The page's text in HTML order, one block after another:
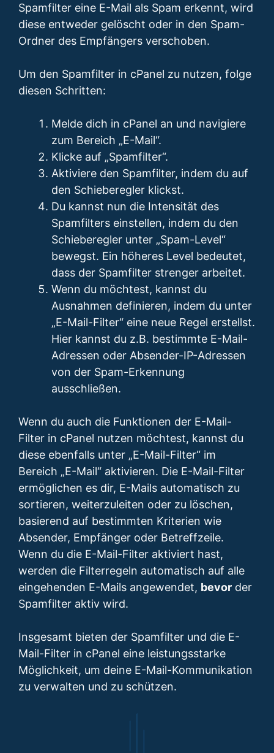
Spamfilter eine E-Mail als Spam erkennt, wird
diese entweder gelöscht oder in den Spam-
Ordner des Empfängers verschoben.
Um den Spamfilter in cPanel zu nutzen, folge
diesen Schritten:
Melde dich in cPanel an und navigiere
zum Bereich „E-Mail“.
Klicke auf „Spamfilter“.
Aktiviere den Spamfilter, indem du auf
den Schieberegler klickst.
Du kannst nun die Intensität des
Spamfilters einstellen, indem du den
Schieberegler unter „Spam-Level“
bewegst. Ein höheres Level bedeutet,
dass der Spamfilter strenger arbeitet.
Wenn du möchtest, kannst du
Ausnahmen definieren, indem du unter
„E-Mail-Filter“ eine neue Regel erstellst.
Hier kannst du z.B. bestimmte E-Mail-
Adressen oder Absender-IP-Adressen
von der Spam-Erkennung
ausschließen.
Wenn du auch die Funktionen der E-Mail-
Filter in cPanel nutzen möchtest, kannst du
diese ebenfalls unter „E-Mail-Filter“ im
Bereich „E-Mail“ aktivieren. Die E-Mail-Filter
ermöglichen es dir, E-Mails automatisch zu
sortieren, weiterzuleiten oder zu löschen,
basierend auf bestimmten Kriterien wie
Absender, Empfänger oder Betreffzeile.
Wenn du die E-Mail-Filter aktiviert hast,
werden die Filterregeln automatisch auf alle
eingehenden E-Mails angewendet, bevor der
Spamfilter aktiv wird.
Insgesamt bieten der Spamfilter und die E-
Mail-Filter in cPanel eine leistungsstarke
Möglichkeit, um deine E-Mail-Kommunikation
zu verwalten und zu schützen.